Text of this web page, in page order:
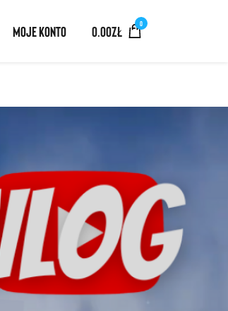
MOJE KONTO 0.00ZŁ 0